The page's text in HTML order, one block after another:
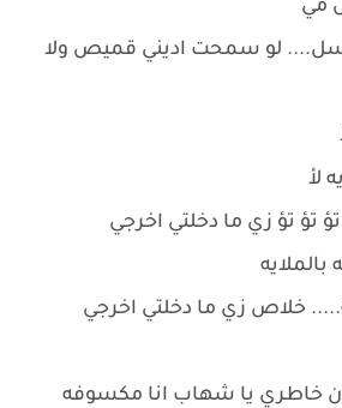
مي
لو سمحت اديني قميص ولا
لأ
تؤ تؤ زي ما دخلتي اخرجي
خلاص زي ما دخلتي اخرجي
خاطري يا شهاب انا مكسوفه